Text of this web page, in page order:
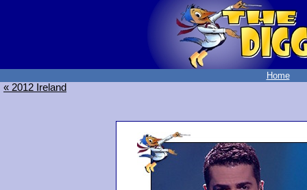
Home
« 2012 Ireland